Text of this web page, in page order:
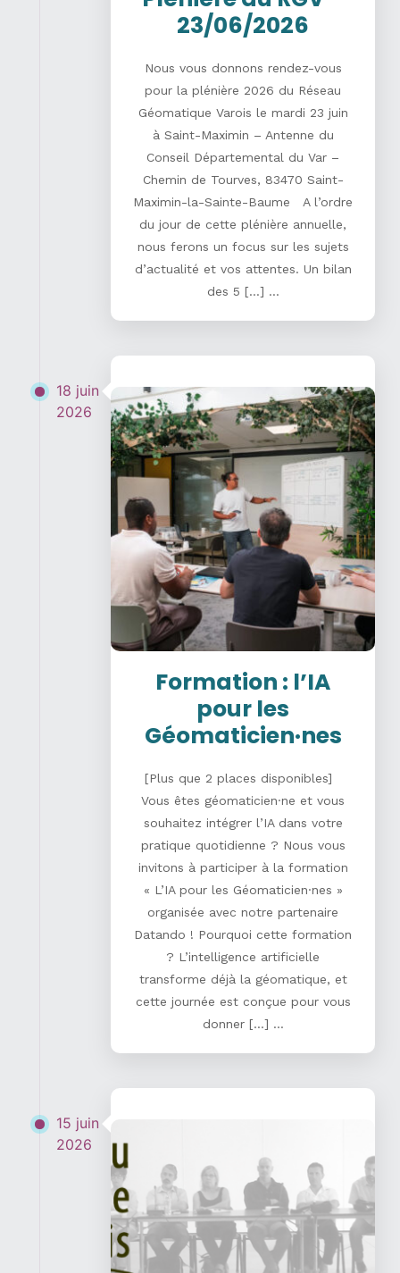
23/06/2026
Nous vous donnons rendez-vous
pour la plénière 2026 du Réseau
Géomatique Varois le mardi 23 juin
à Saint-Maximin – Antenne du
Conseil Départemental du Var –
Chemin de Tourves, 83470 Saint-
Maximin-la-Sainte-Baume A l’ordre
du jour de cette plénière annuelle,
nous ferons un focus sur les sujets
d’actualité et vos attentes. Un bilan
des 5 […] ...
18 juin
2026
Formation : l’IA
pour les
Géomaticien·nes
[Plus que 2 places disponibles]
Vous êtes géomaticien·ne et vous
souhaitez intégrer l’IA dans votre
pratique quotidienne ? Nous vous
invitons à participer à la formation
« L’IA pour les Géomaticien·nes »
organisée avec notre partenaire
Datando ! Pourquoi cette formation
? L’intelligence artificielle
transforme déjà la géomatique, et
cette journée est conçue pour vous
donner […] ...
15 juin
2026